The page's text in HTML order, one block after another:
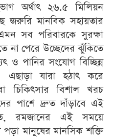
অর্থাৎ ২৬.৫ মিলিয়ন
জরুরি মানবিক সহায়তার
সব পরিবারকে সুরক্ষা
না পেরে উচ্ছেদের ঝুঁকিতে
ও পানির সংযোগ বিচ্ছিন্ন
এছাড়া যারা হঠাৎ করে
চিকিৎসার বিশাল খরচ
পাশে দ্রুত দাঁড়াবে এই
রমজানের এই সময়ে
পড়া মানুষের মানসিক শক্তি